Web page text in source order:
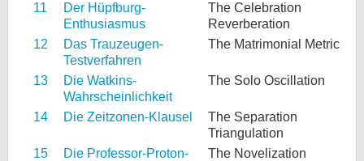
11
Der Hüpfburg-
Enthusiasmus
The Celebration
Reverberation
12
Das Trauzeugen-
Testverfahren
The Matrimonial Metric
13
Die Watkins-
Wahrscheinlichkeit
The Solo Oscillation
14 Die Zeitzonen-Klausel
The Separation
Triangulation
15
Die Professor-Proton-
The Novelization